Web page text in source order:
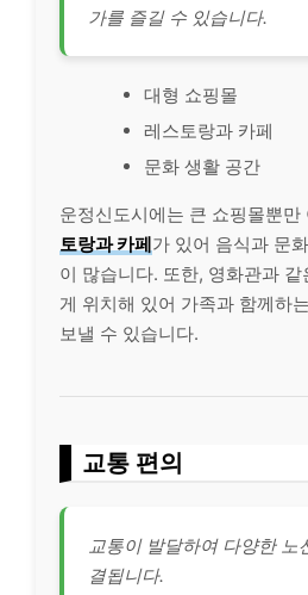
가를 즐길 수 있습니다.
대형 쇼핑몰
레스토랑과 카페
문화 생활 공간
운정신도시에는 큰 쇼핑몰뿐만
토랑과 카페가 있어 음식과 문
이 많습니다. 또한, 영화관과
게 위치해 있어 가족과 함께하는
보낼 수 있습니다.
교통 편의
교통이 발달하여 다양한 노
결됩니다.